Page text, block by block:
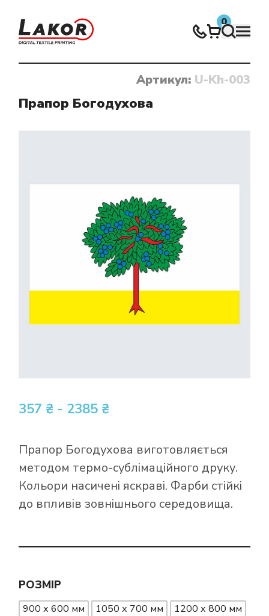
0
Нічого не знайдено
Артикул: U-Kh-003
Прапор Богодухова
357 ₴ - 2385 ₴
Прапор Богодухова виготовляється
методом термо-сублімаційного друку.
Кольори насичені яскраві. Фарби стійкі
до впливів зовнішнього середовища.
РОЗМІР
900 х 600 мм 1050 х 700 мм
1200 х 800 мм